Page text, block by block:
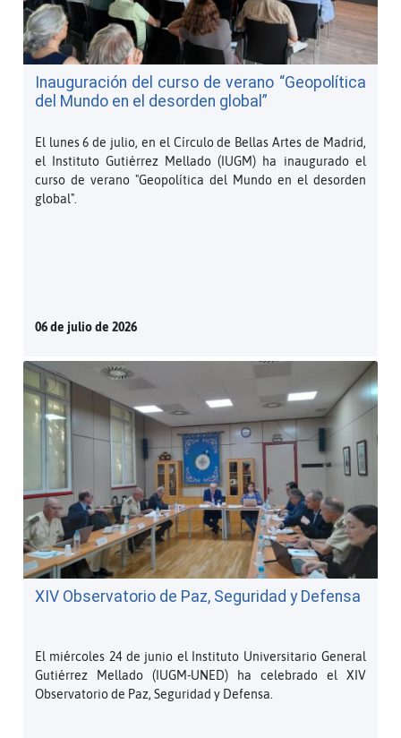
Inauguración del curso de verano “Geopolítica
del Mundo en el desorden global”
El lunes 6 de julio, en el Círculo de Bellas Artes de Madrid,
el Instituto Gutiérrez Mellado (IUGM) ha inaugurado el
curso de verano "Geopolítica del Mundo en el desorden
global".
06 de julio de 2026
XIV Observatorio de Paz, Seguridad y Defensa
El miércoles 24 de junio el Instituto Universitario General
Gutiérrez Mellado (IUGM-UNED) ha celebrado el XIV
Observatorio de Paz, Seguridad y Defensa.